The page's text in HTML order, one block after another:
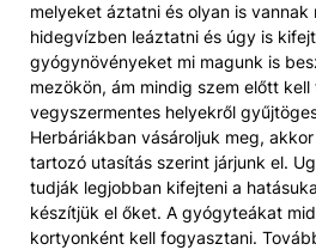
melyeket áztatni és olyan is vannak
hidegvízben leáztatni és úgy is
gyógynövényeket mi magunk is
mezökön, ám mindig szem előtt
vegyszermentes helyekről
Herbáriákban vásároljuk meg,
tartozó utasítás szerint járjunk el.
tudják legjobban kifejteni a
készítjük el őket. A gyógyteákat
kortyonként kell fogyasztani.